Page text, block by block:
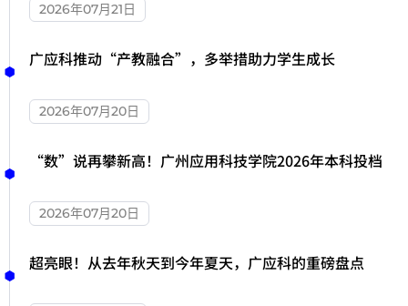
2026年07月21日
广应科推动“产教融合”，多举措助力学生成长
2026年07月20日
“数”说再攀新高！广州应用科技学院2026年本科投档
2026年07月20日
超亮眼！从去年秋天到今年夏天，广应科的重磅盘点